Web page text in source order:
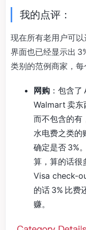
我的点评：
现在所有老用户可
界面也已经显示出
类别的范例商家，每
网购 ：包含
Walmart 卖东
而不包含的有
水电费之类的
确定是否 3%
算，算的话很
Visa check-
的话 3% 比费
赚。